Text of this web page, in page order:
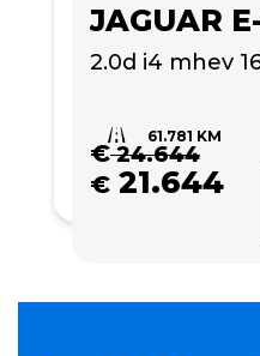
JAGUAR
2.0d i4 mhev
61.781 KM
€24.644
€ 21.644